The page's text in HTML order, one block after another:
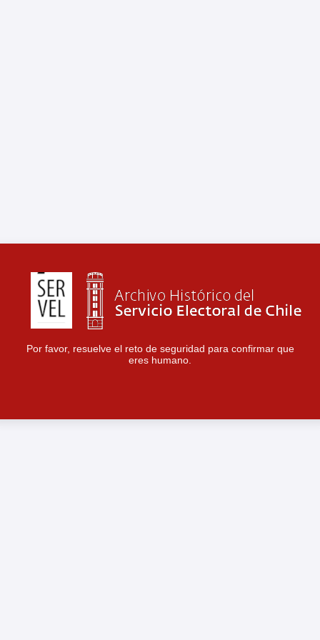
Por favor, resuelve el reto de seguridad para confirmar que
eres humano.